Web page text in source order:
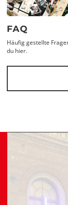
FAQ
Häufig gestellte
du hier.